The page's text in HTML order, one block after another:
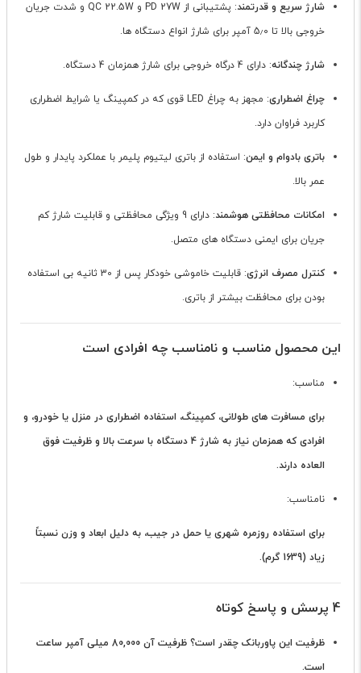
شارژ سریع و قدرتمند
: پشتیبانی از PD 27W و QC 22.5W و شدت جریان
خروجی بالا تا 5٫0 آمپر برای شارژ انواع دستگاه ها.
شارژ چندگانه: دارای 4 درگاه خروجی برای شارژ همزمان 4 دستگاه.
چراغ اضطراری
: مجهز به چراغ LED قوی که در کمپینگ یا شرایط اضطراری
کاربرد فراوان دارد.
باتری بادوام و ایمن: استفاده از باتری لیتیوم پلیمر با عملکرد پایدار و طول
عمر بالا.
امکانات محافظتی هوشمند
: دارای 9 ویژگی محافظتی و قابلیت شارژ کم
جریان برای ایمنی دستگاه های متصل.
کنترل مصرف انرژی
: قابلیت خاموشی خودکار پس از 30 ثانیه بی استفاده
بودن برای محافظت بیشتر از باتری.
این محصول مناسب و نامناسب چه افرادی است
مناسب:
برای مسافرت های طولانی، کمپینگ، استفاده اضطراری در منزل یا خودرو، و
افرادی که همزمان نیاز به شارژ 4 دستگاه با سرعت بالا و ظرفیت فوق
العاده دارند.
نامناسب:
برای استفاده روزمره شهری یا حمل در جیب، به دلیل ابعاد و وزن نسبتاً
زیاد (1639 گرم).
4 پرسش و پاسخ کوتاه
ظرفیت این پاوربانک چقدر است؟
ظرفیت آن 80,000 میلی آمپر ساعت
است.